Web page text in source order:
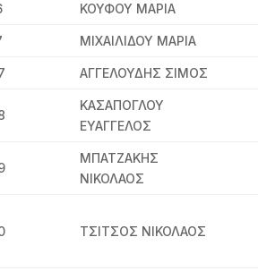
ΚΟΥΦΟΥ ΜΑΡΙΑ
ΜΙΧΑΙΛΙΔΟΥ ΜΑΡΙΑ
ΑΓΓΕΛΟΥΔΗΣ ΣΙΜΟΣ
ΚΑΣΑΠΟΓΛΟΥ
ΕΥΑΓΓΕΛΟΣ
ΜΠΑΤΖΑΚΗΣ
ΝΙΚΟΛΑΟΣ
ΤΣΙΤΣΟΣ ΝΙΚΟΛΑΟΣ